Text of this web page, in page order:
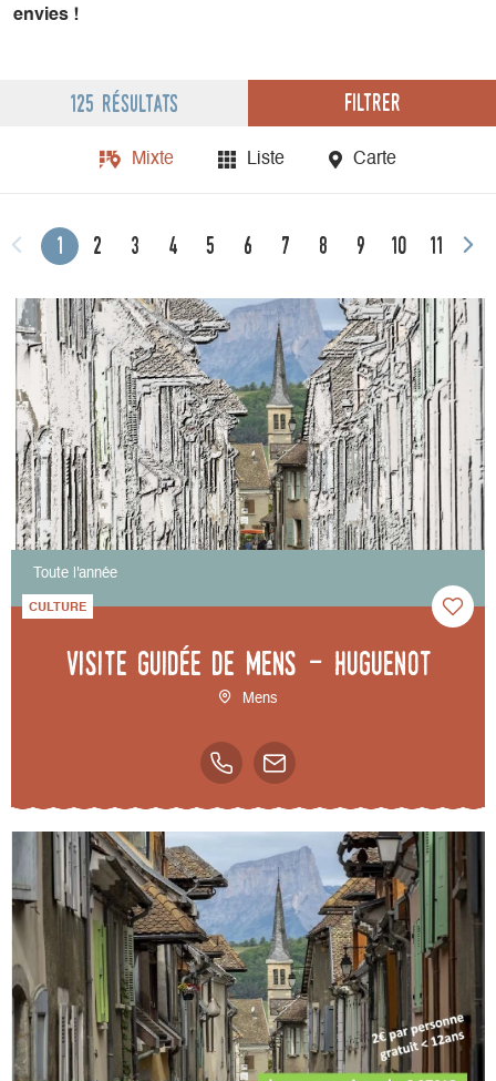
envies !
125 résultats Filtrer
Mixte Liste Carte
1 2 3 4 5 6 7 8 9 10 11
Toute l'année
CULTURE
Visite guidée de Mens - Huguenot
Mens